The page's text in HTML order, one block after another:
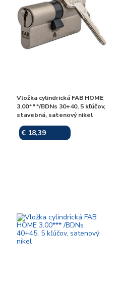
Vložka cylindrická FAB HOME
3.00***/BDNs 30+40, 5 kľúčov,
stavebná, satenový nikel
€ 18,39